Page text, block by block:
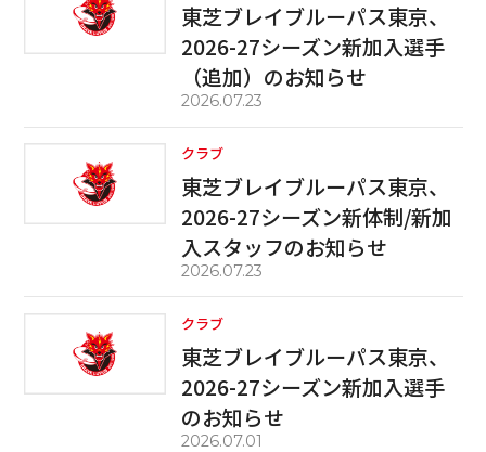
東芝ブレイブルーパス東京、
2026-27シーズン新加入選手
（追加）のお知らせ
2026.07.23
クラブ
東芝ブレイブルーパス東京、
2026-27シーズン新体制/新加
入スタッフのお知らせ
2026.07.23
クラブ
東芝ブレイブルーパス東京、
2026-27シーズン新加入選手
のお知らせ
2026.07.01